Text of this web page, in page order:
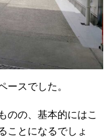
ースでした。
のの、基本的にはこ
ことになるでしょ